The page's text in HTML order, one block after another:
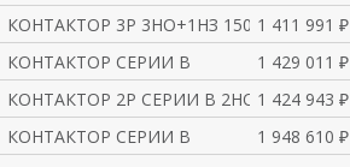
КОНТАКТОР 3P 3НО+1НЗ 1500A 220
1 411 991 ₽
КОНТАКТОР СЕРИИ В 1 429 011 ₽
КОНТАКТОР 2P СЕРИИ В 2НО+2НЗ 2
1 424 943 ₽
КОНТАКТОР СЕРИИ В 1 948 610 ₽